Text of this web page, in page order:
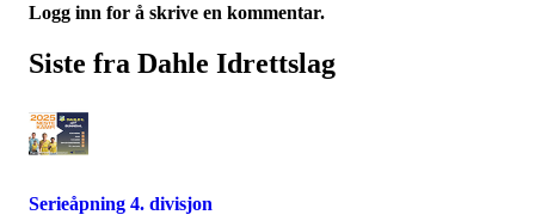
Logg inn for å skrive en kommentar.
Siste fra Dahle Idrettslag
Serieåpning 4. divisjon